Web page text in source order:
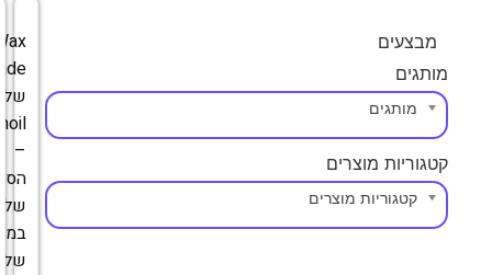
מבצעים
מותגים
מותגים
קטגוריות מוצרים
קטגוריות מוצרים
של
–